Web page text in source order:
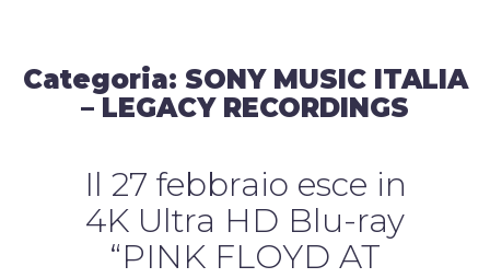
Categoria: SONY MUSIC ITALIA
– LEGACY RECORDINGS
Il 27 febbraio esce in
4K Ultra HD Blu-ray
“PINK FLOYD AT